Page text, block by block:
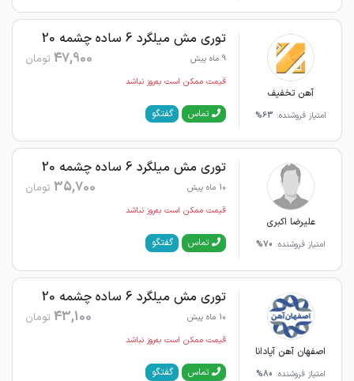
آهن تخفیف
امتیاز فروشنده: 63%
توری مش میلگرد 6 ساده چشمه 20
9 ماه پیش 47,900 تومان
قیمت ممکن است به‌روز نباشد
تماس گفتگو
علیرضا اکبری
امتیاز فروشنده: 70%
توری مش میلگرد 6 ساده چشمه 20
10 ماه پیش 35,700 تومان
قیمت ممکن است به‌روز نباشد
تماس گفتگو
اصفهان آهن آپادانا
امتیاز فروشنده: 80%
توری مش میلگرد 6 ساده چشمه 20
10 ماه پیش 43,100 تومان
قیمت ممکن است به‌روز نباشد
تماس گفتگو